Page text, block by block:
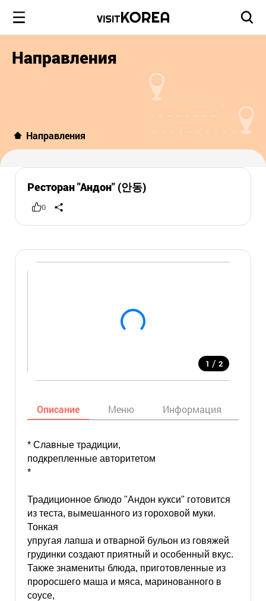
Направления
Направления
Ресторан "Андон" (안동)
0
1 / 2
Описание Меню Информация
* Славные традиции,
подкрепленные авторитетом
*
Традиционное блюдо "Андон кукси" готовится
из теста, вымешанного из гороховой муки.
Тонкая
упругая лапша и отварной бульон из говяжей
грудинки создают приятный и особенный вкус.
Также знамениты блюда, приготовленные из
проросшего маша и мяса, маринованного в
соусе,